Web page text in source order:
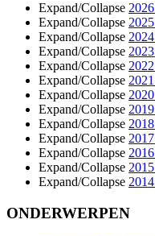
Expand/Collapse 2026
Expand/Collapse 2025
Expand/Collapse 2024
Expand/Collapse 2023
Expand/Collapse 2022
Expand/Collapse 2021
Expand/Collapse 2020
Expand/Collapse 2019
Expand/Collapse 2018
Expand/Collapse 2017
Expand/Collapse 2016
Expand/Collapse 2015
Expand/Collapse 2014
ONDERWERPEN